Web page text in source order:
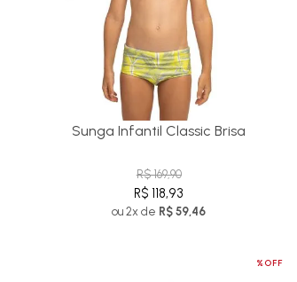
Sunga Infantil Classic Brisa
R$ 169,90
R$ 118,93
ou 2x de R$ 59,46
%OFF